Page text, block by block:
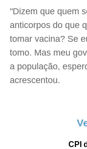
"Dizem que quem
anticorpos do que
tomar vacina? Se
tomo. Mas meu
a população,
acrescentou.
CPI